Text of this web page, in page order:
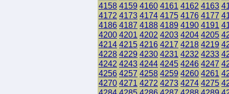
4158 4159 4160 4161 4162 4163
4172 4173 4174 4175 4176 4177
4186 4187 4188 4189 4190 4191
4200 4201 4202 4203 4204 4205
4214 4215 4216 4217 4218 4219
4228 4229 4230 4231 4232 4233
4242 4243 4244 4245 4246 4247
4256 4257 4258 4259 4260 4261
4270 4271 4272 4273 4274 4275